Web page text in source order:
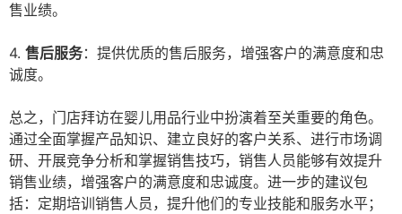
售业绩。
4. 售后服务：提供优质的售后服务，增强客户的满意度和忠
诚度。
总之，门店拜访在婴儿用品行业中扮演着至关重要的角色。
通过全面掌握产品知识、建立良好的客户关系、进行市场调
研、开展竞争分析和掌握销售技巧，销售人员能够有效提升
销售业绩，增强客户的满意度和忠诚度。进一步的建议包
括：定期培训销售人员，提升他们的专业技能和服务水平；